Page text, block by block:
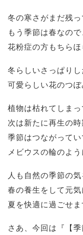
冬の寒さがまだ残っ
もう季節は春なの
花粉症の方もちらほ
冬らしいさっぱり
可愛らしい花のつぼ
植物は枯れてしまっ
次は新たに再生の時
季節はつながってい
メビウスの輪のよ
人も自然の季節の
春の養生をして元気
夏を快適に過ごせま
さあ、今回は『【